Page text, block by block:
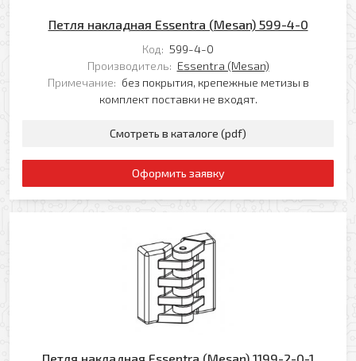
Петля накладная Essentra (Mesan) 599-4-0
Код: 599-4-0
Производитель: Essentra (Mesan)
Примечание: без покрытия, крепежные метизы в
комплект поставки не входят.
Смотреть в каталоге (pdf)
Оформить заявку